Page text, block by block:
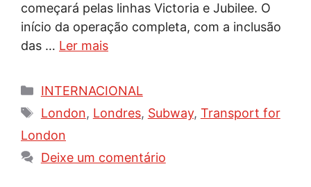
começará pelas linhas Victoria e Jubilee. O
início da operação completa, com a inclusão
das … Ler mais
Categorias
INTERNACIONAL
Tags
London, Londres, Subway, Transport for
London
Deixe um comentário